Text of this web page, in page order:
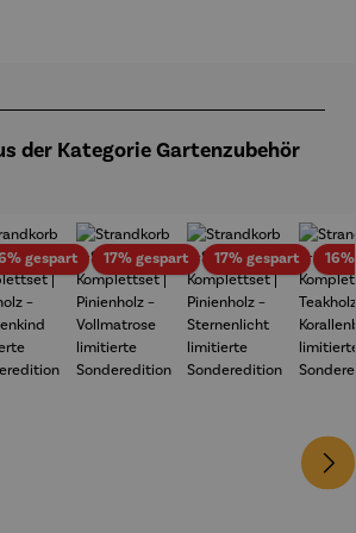
der Kategorie Gartenzubehör
gespartRabatt17% gespartRabatt17% gespartRabatt